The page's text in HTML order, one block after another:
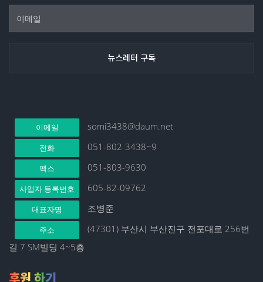
이메일 somi3438@daum.net
전화 051-802-3438~9
팩스 051-803-9630
사업자 등록번호 605-82-09762
대표자명 조병준
주소
(47301) 부산시 부산진구 전포대로 256번
길 7 SM빌딩 4~5층
후원 하기